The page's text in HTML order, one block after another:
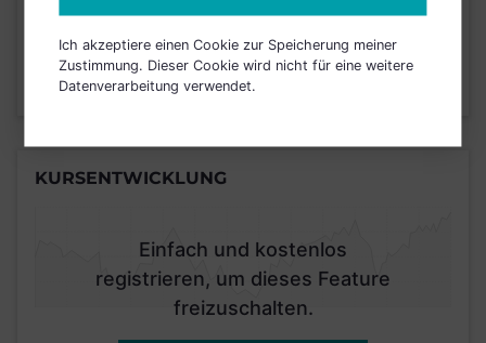
Stand 30.04.2019
KURSENTWICKLUNG
Einfach und kostenlos
registrieren, um dieses Feature
freizuschalten.
Ich akzeptiere einen Cookie zur Speicherung meiner
Zustimmung. Dieser Cookie wird nicht für eine weitere
Datenverarbeitung verwendet.